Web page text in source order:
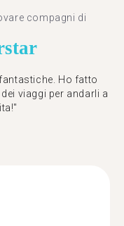
compagni di
star
Ho fatto
viaggi per andarli a